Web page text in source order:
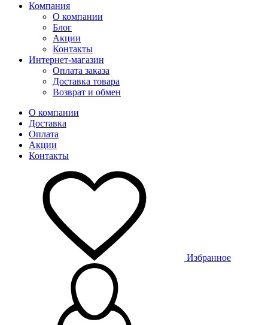
Компания
О компании
Блог
Акции
Контакты
Интернет-магазин
Оплата заказа
Доставка товара
Возврат и обмен
О компании
Доставка
Оплата
Акции
Контакты
Избранное